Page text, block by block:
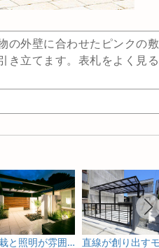
の外壁に合わせたピンクの敷
き立てます。表札をよく見る
植栽と照明が雰囲気を盛り上げる プライベートリゾートガーデン